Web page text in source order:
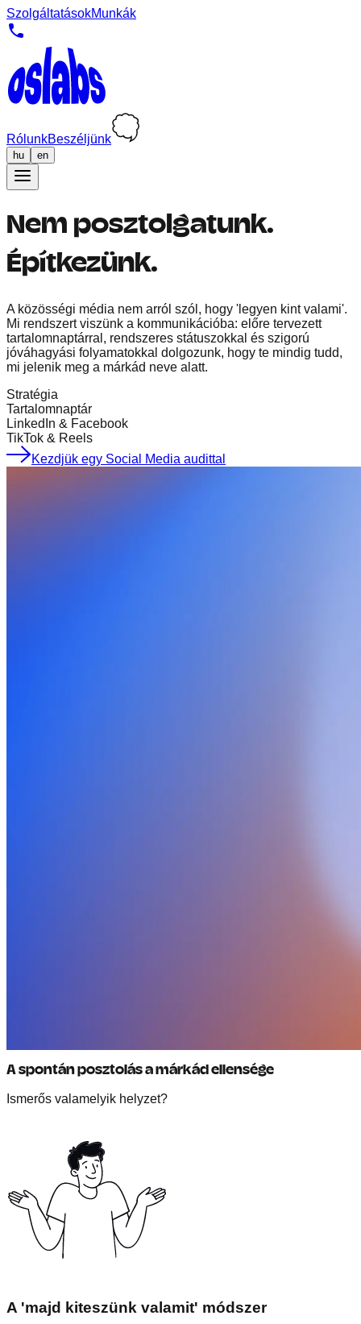
SzolgáltatásokMunkák
RólunkBeszéljünk
hu en
Nem posztolgatunk.
Építkezünk.
A közösségi média nem arról szól, hogy 'legyen kint valami'.
Mi rendszert viszünk a kommunikációba: előre tervezett
tartalomnaptárral, rendszeres státuszokkal és szigorú
jóváhagyási folyamatokkal dolgozunk, hogy te mindig tudd,
mi jelenik meg a márkád neve alatt.
Stratégia
Tartalomnaptár
LinkedIn & Facebook
TikTok & Reels
Kezdjük egy Social Media audittal
A spontán posztolás a márkád ellensége
Ismerős valamelyik helyzet?
A 'majd kiteszünk valamit' módszer